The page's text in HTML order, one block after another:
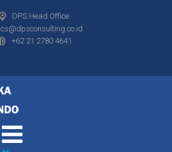
DPS Head Office
cs@dpsconsulting.co.id
+62 21 2780 4641